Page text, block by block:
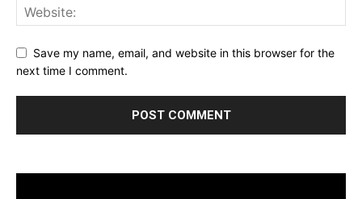
Save my name, email, and website in this browser for the
next time I comment.